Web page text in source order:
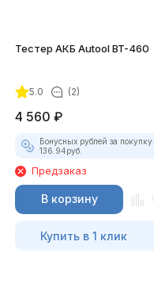
Тестер АКБ Autool BT-460
5.0 (2)
4 560 ₽
Бонусных рублей за покупку:
136.94руб.
Предзаказ
В корзину
Купить в 1 клик